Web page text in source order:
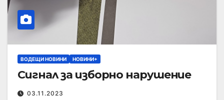
ВОДЕЩИ НОВИНИ НОВИНИ+
Сигнал за изборно нарушение
03.11.2023